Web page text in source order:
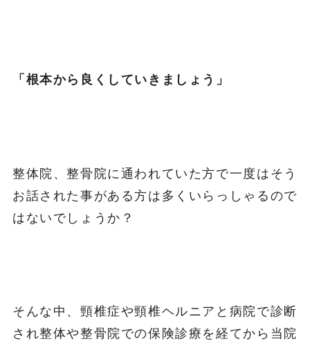
「根本から良くしていきましょう」
整体院、整骨院に通われていた方で一度はそう
お話された事がある方は多くいらっしゃるので
はないでしょうか？
そんな中、頸椎症や頸椎ヘルニアと病院で診断
され整体や整骨院での保険診療を経てから当院